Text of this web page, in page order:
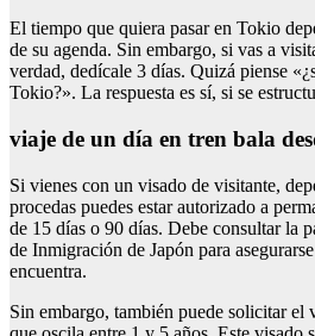
El tiempo que quiera pasar en Tokio
de su agenda. Sin embargo, si vas a
verdad, dedícale 3 días. Quizá piense
Tokio?». La respuesta es sí, si se
viaje de un día en tren bala
Si vienes con un visado de visitante,
procedas puedes estar autorizado a
de 15 días o 90 días. Debe consultar la
de Inmigración de Japón para
encuentra.
Sin embargo, también puede solicitar el